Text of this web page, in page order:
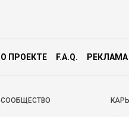
О ПРОЕКТЕ F.A.Q. РЕКЛАМА
CООБЩЕСТВО